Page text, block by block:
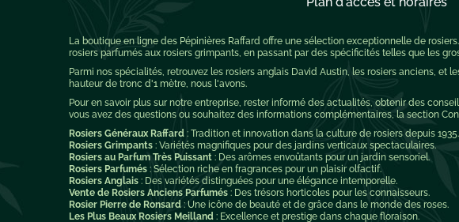
La boutique en ligne des Pépinières Raffard offre une sélection exceptionnelle de
rosiers parfumés aux rosiers grimpants, en passant par des spécificités telles que les
Parmi nos spécialités, retrouvez les rosiers anglais David Austin, les rosiers anciens,
hauteur de tronc d'1 mètre, nous l'avons.
Pour en savoir plus sur notre entreprise, rester informé des actualités, obtenir des
vous avez des questions ou souhaitez des informations complémentaires, la section
Rosiers Généraux Raffard : Tradition et innovation dans la culture de rosiers depuis 1935.
Rosiers Grimpants : Variétés magnifiques pour des jardins verticaux spectaculaires.
Rosiers au Parfum Très Puissant : Des arômes envoûtants pour un jardin sensoriel.
Rosiers Parfumés : Sélection riche en fragrances pour un plaisir olfactif.
Rosiers Anglais : Des variétés distinguées pour une élégance intemporelle.
Vente de Rosiers Anciens Parfumés : Des trésors horticoles pour les connaisseurs.
Rosier Pierre de Ronsard : Une icône de beauté et de grâce dans le monde des roses.
Les Plus Beaux Rosiers Meilland : Excellence et prestige dans chaque floraison.